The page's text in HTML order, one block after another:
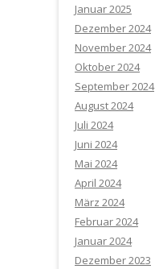
Januar 2025
Dezember 2024
November 2024
Oktober 2024
September 2024
August 2024
Juli 2024
Juni 2024
Mai 2024
April 2024
März 2024
Februar 2024
Januar 2024
Dezember 2023